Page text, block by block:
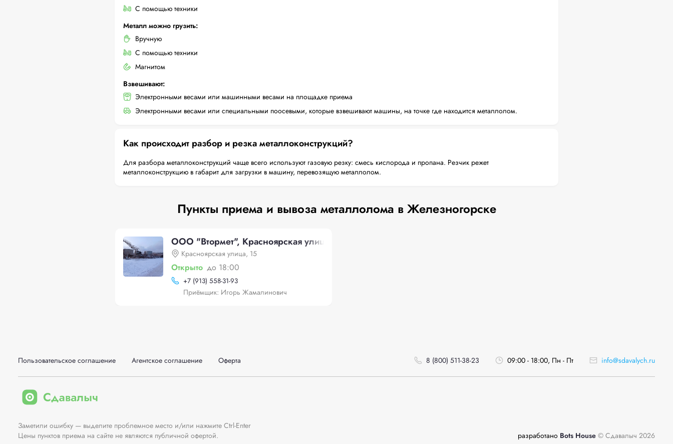
С помощью техники
Металл можно грузить:
Вручную
С помощью техники
Магнитом
Взвешивают:
Электронными весами или машинными весами на площадке приема
Электронными весами или специальными поосевыми, которые взвешивают машины, на точке где находится металлолом.
Как происходит разбор и резка металлоконструкций?
Для разбора металлоконструкций чаще всего используют газовую резку: смесь кислорода и пропана. Резчик режет
металлоконструкцию в габарит для загрузки в машину, перевозящую металлолом.
Пункты приема и вывоза металлолома в Железногорске
ООО "Втормет", Красноярская улица, 15
Красноярская улица, 15
Открыто до 18:00
+7 (913) 558-31-93
Приёмщик: Игорь Жамалинович
Пользовательское соглашение Агентское соглашение Оферта 8 (800) 511-38-23 09:00 - 18:00, Пн - Пт info@sdavalych.ru
Заметили ошибку — выделите проблемное место и/или нажмите Ctrl-Enter
Цены пунктов приема на сайте не являются публичной офертой.
разработано Bots House © Сдавалыч 2026